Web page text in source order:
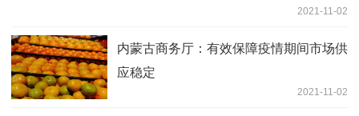
2021-11-02
内蒙古商务厅：有效保障疫情期间市场供
应稳定
2021-11-02